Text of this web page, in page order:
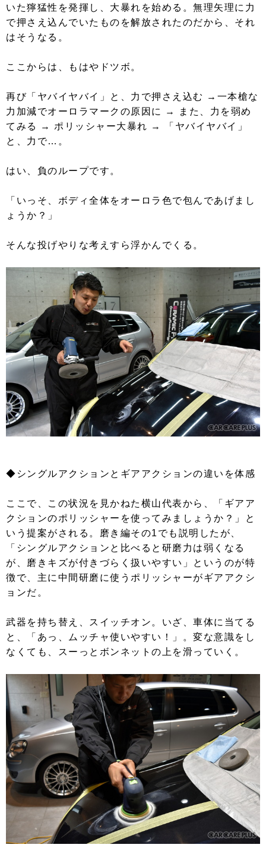
いた獰猛性を発揮し、大暴れを始める。無理矢理に力
で押さえ込んでいたものを解放されたのだから、それ
はそうなる。
ここからは、もはやドツボ。
再び「ヤバイヤバイ」と、力で押さえ込む →一本槍な
力加減でオーロラマークの原因に → また、力を弱め
てみる → ポリッシャー大暴れ → 「ヤバイヤバイ」
と、力で…。
はい、負のループです。
「いっそ、ボディ全体をオーロラ色で包んであげまし
ょうか？」
そんな投げやりな考えすら浮かんでくる。
◆シングルアクションとギアアクションの違いを体感
ここで、この状況を見かねた横山代表から、「ギアア
クションのポリッシャーを使ってみましょうか？」と
いう提案がされる。磨き編その1でも説明したが、
「シングルアクションと比べると研磨力は弱くなる
が、磨きキズが付きづらく扱いやすい」というのが特
徴で、主に中間研磨に使うポリッシャーがギアアクシ
ョンだ。
武器を持ち替え、スイッチオン。いざ、車体に当てる
と、「あっ、ムッチャ使いやすい！」。変な意識をし
なくても、スーっとボンネットの上を滑っていく。